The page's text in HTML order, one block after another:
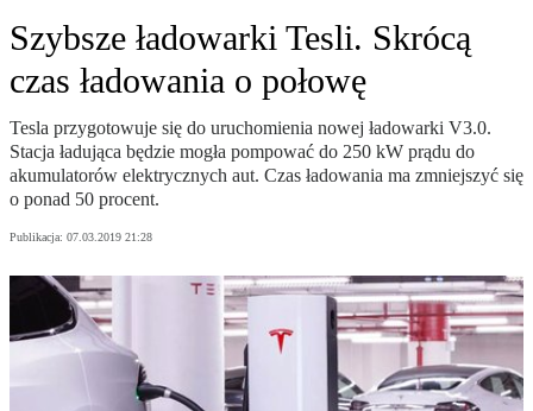
Szybsze ładowarki Tesli. Skrócą
czas ładowania o połowę
Tesla przygotowuje się do uruchomienia nowej ładowarki V3.0.
Stacja ładująca będzie mogła pompować do 250 kW prądu do
akumulatorów elektrycznych aut. Czas ładowania ma zmniejszyć się
o ponad 50 procent.
Publikacja: 07.03.2019 21:28